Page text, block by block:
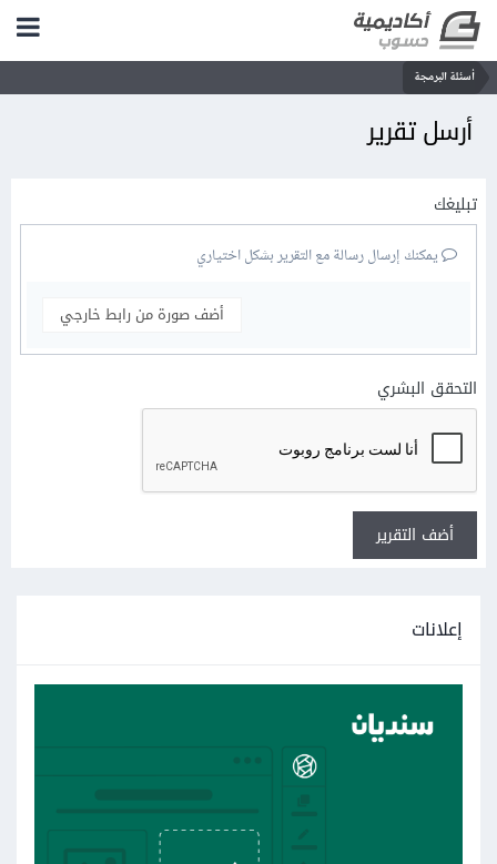
أسئلة البرمجة
أرسل تقرير
تبليغك
يمكنك إرسال رسالة مع التقرير بشكل اختياري
أضف صورة من رابط خارجي
التحقق البشري
أضف التقرير
إعلانات